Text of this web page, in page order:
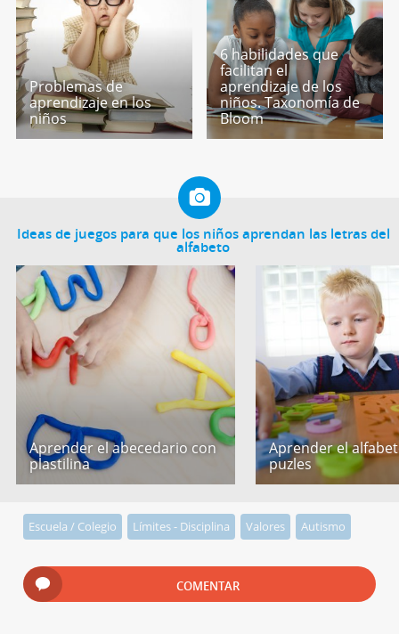
Problemas de
aprendizaje en los
niños
6 habilidades que
facilitan el
aprendizaje de los
niños. Taxonomía de
Bloom
Ideas de juegos para que los niños aprendan las letras del
alfabeto
Aprender el abecedario con
plastilina
Aprender el
puzles
Escuela / Colegio Límites - Disciplina Valores Autismo
COMENTAR